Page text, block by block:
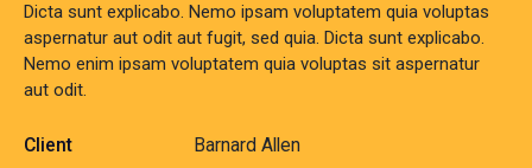
Dicta sunt explicabo. Nemo ipsam voluptatem quia voluptas
aspernatur aut odit aut fugit, sed quia. Dicta sunt explicabo.
Nemo enim ipsam voluptatem quia voluptas sit aspernatur
aut odit.
Client
Barnard Allen